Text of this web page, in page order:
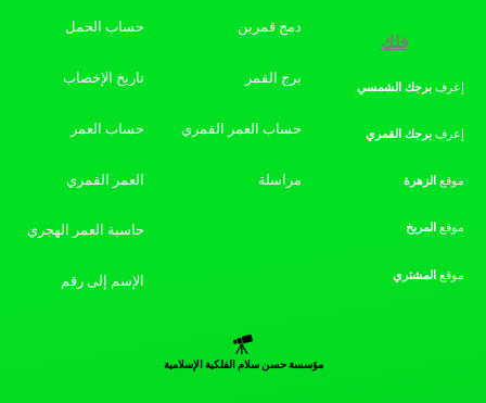
فلك
إعرف برجك الشمسي
إعرف برجك القمري
موقع الزهرة
موقع المريخ
موقع المشتري
دمج قمرين
برج القمر
حساب العمر القمري
مراسلة
حساب الحمل
تاريخ الإخصاب
حساب العمر
العمر القمري
حاسبة العمر الهجري
الإسم إلى رقم
مؤسسة حسن سلام الفلكية الإسلامية